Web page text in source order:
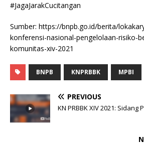
#JagaJarakCucitangan
Sumber: https://bnpb.go.id/berita/
konferensi-nasional-pengelolaan-risiko-
komunitas-xiv-2021
BNPB KNPRBBK MPBI
PREVIOUS
KN PRBBK XIV 2021: Sidang